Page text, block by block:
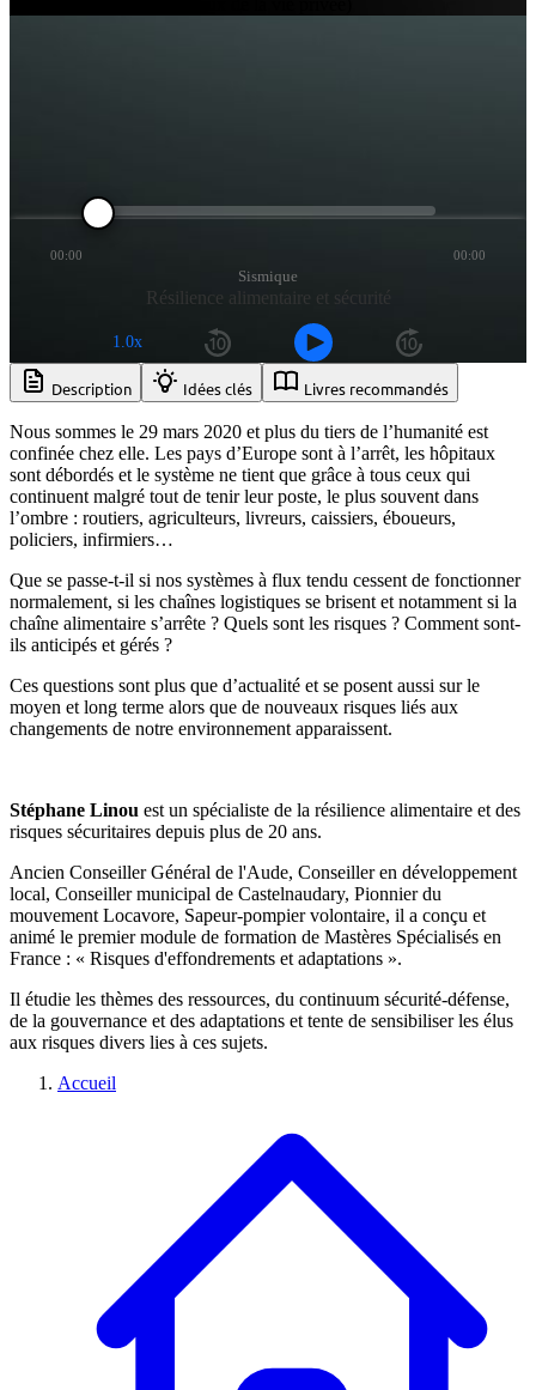
Sismique
Résilience alimentaire et sécurité
1.0x
00:00 00:00
Description Idées clés Livres recommandés
Nous sommes le 29 mars 2020 et plus du tiers de l’humanité est
confinée chez elle. Les pays d’Europe sont à l’arrêt, les hôpitaux
sont débordés et le système ne tient que grâce à tous ceux qui
continuent malgré tout de tenir leur poste, le plus souvent dans
l’ombre : routiers, agriculteurs, livreurs, caissiers, éboueurs,
policiers, infirmiers…
Que se passe-t-il si nos systèmes à flux tendu cessent de fonctionner
normalement, si les chaînes logistiques se brisent et notamment si la
chaîne alimentaire s’arrête ? Quels sont les risques ? Comment sont-
ils anticipés et gérés ?
Ces questions sont plus que d’actualité et se posent aussi sur le
moyen et long terme alors que de nouveaux risques liés aux
changements de notre environnement apparaissent.
Stéphane Linou est un spécialiste de la résilience alimentaire et des
risques sécuritaires depuis plus de 20 ans.
Ancien Conseiller Général de l'Aude, Conseiller en développement
local, Conseiller municipal de Castelnaudary, Pionnier du
mouvement Locavore, Sapeur-pompier volontaire, il a conçu et
animé le premier module de formation de Mastères Spécialisés en
France : « Risques d'effondrements et adaptations ».
Il étudie les thèmes des ressources, du continuum sécurité-défense,
de la gouvernance et des adaptations et tente de sensibiliser les élus
aux risques divers lies à ces sujets.
Accueil